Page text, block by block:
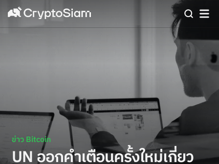
ข่าว Bitcoin
UN ออกคำเตือนครั้งใหม่เกี่ยว